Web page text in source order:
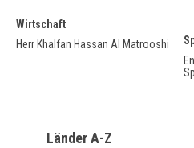
Wirtschaft
Herr Khalfan Hassan Al Matrooshi
Länder A-Z